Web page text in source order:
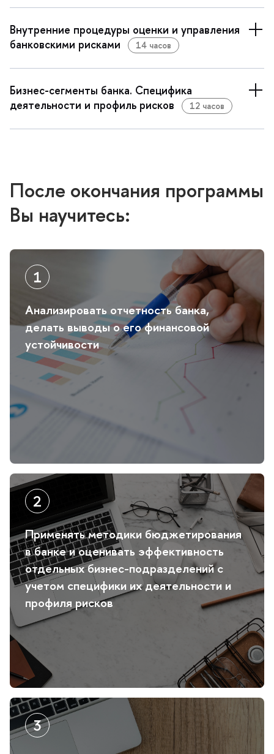
нутренние процедуры оценки и управления
анковскими рисками
14 часо
Бизнес-сегменты банка. Специфика
деятельности и профиль риско
12 часо
После окончания программы
ы научитесь:
Анализировать отчетность банка,
делать выводы о его финансовой
устойчивости
Применять методики бюджетирования
анке и оценивать эффективность
отдельных бизнес-подразделений с
учетом специфики их деятельности и
профиля риско